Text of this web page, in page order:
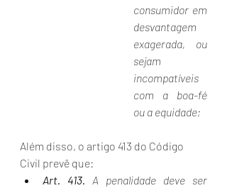
consumidor em
desvantagem
exagerada, ou
sejam
incompatíveis
com a boa-fé
ou a equidade;
Além disso, o artigo 413 do Código
Civil prevê que:
Art. 413. A penalidade deve ser